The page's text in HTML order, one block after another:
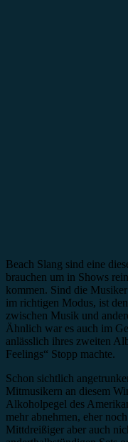
Beach Slang sind eine
brauchen um in Shows
kommen. Sind die
im richtigen Modus, ist
zwischen Musik und
Ähnlich war es auch im
anlässlich ihres zweiten
Feelings“ Stopp machte.
Schon sichtlich
Mitmusikern an diesem
Alkoholpegel des
mehr abnehmen, eher
Mittdreißiger aber auch